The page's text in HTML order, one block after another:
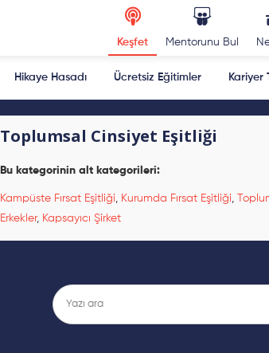
Keşfet Mentorunu Bul
Hikaye Hasadı Ücretsiz Eğitimler Kariyer
Toplumsal Cinsiyet Eşitliği
Bu kategorinin alt kategorileri:
Kampüste Fırsat Eşitliği, Kurumda Fırsat Eşitliği,
Erkekler, Kapsayıcı Şirket